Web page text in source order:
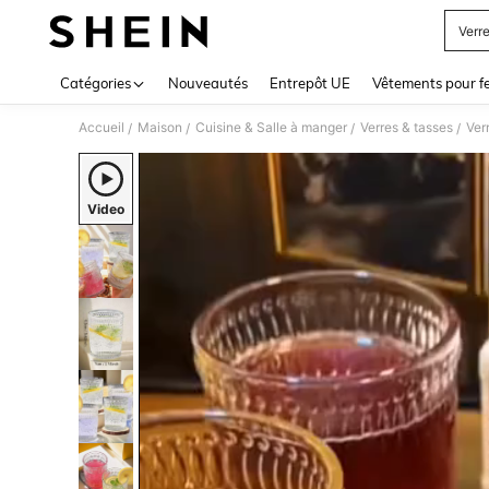
Catégories Nouveautés Entrepôt UE Vêtements pour
Accueil / Maison / Cuisine & Salle à manger / Verres & tasses /
Video